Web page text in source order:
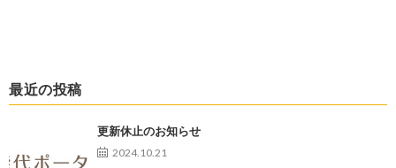
最近の投稿
更新休止のお知らせ
2024.10.21